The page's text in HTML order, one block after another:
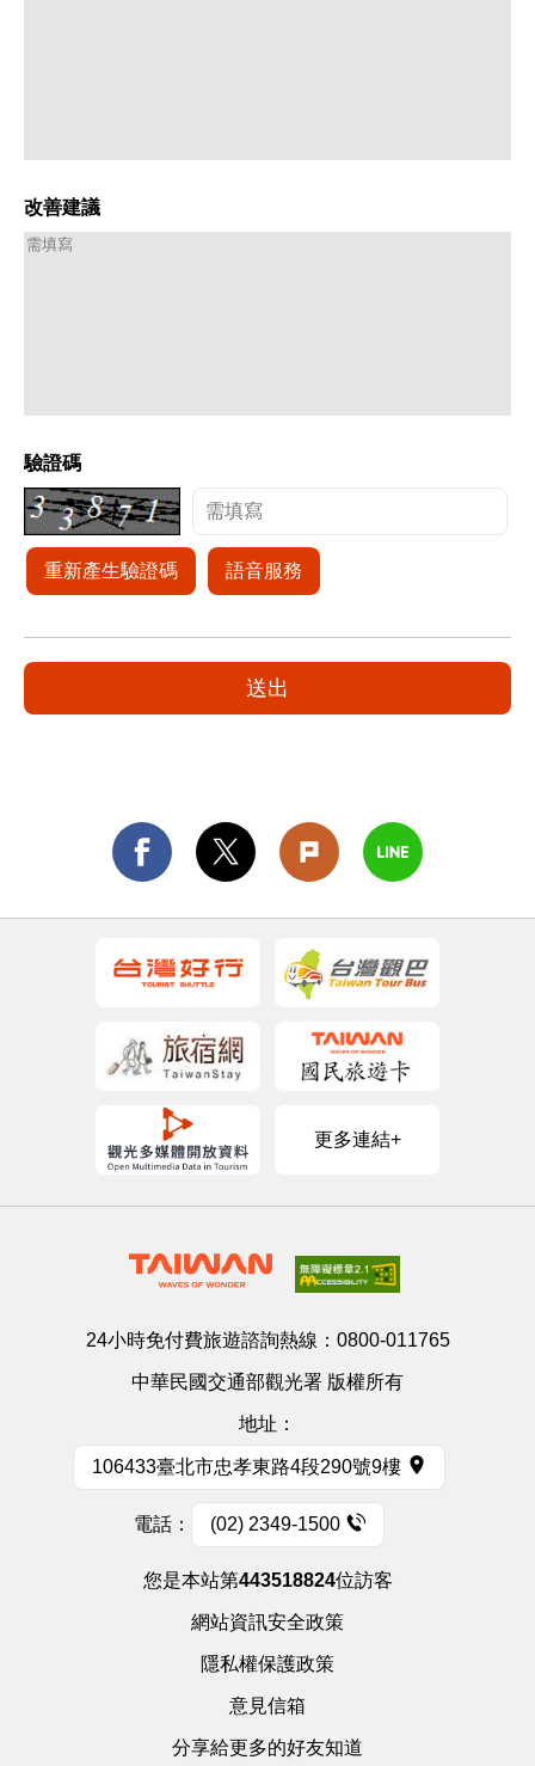
改善建議
驗證碼
重新產生驗證碼 語音服務
更多連結+
24小時免付費旅遊諮詢熱線： 0800-011765
中華民國交通部觀光署 版權所有
地址：
106433臺北市忠孝東路4段290號9樓
電話： (02) 2349-1500
您是本站第443518824位訪客
網站資訊安全政策
隱私權保護政策
意見信箱
分享給更多的好友知道